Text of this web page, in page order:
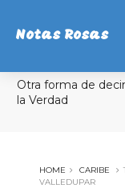
Notas Rosas
Otra forma de decir
la Verdad
HOME CARIBE
VALLEDUPAR